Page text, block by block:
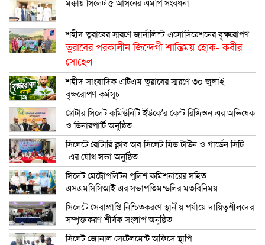
মক্কায় সিলেট ৫ আসনের এমপি সংবর্ধনা
শহীদ তুরাবের স্মরণে জার্নালিস্ট এসোসিয়েশনের বৃক্ষরোপণ
তুরাবের পরকালীন জিন্দেগী শান্তিময় হোক- কবীর
সোহেল
শহীদ সাংবাদিক এটিএম তুরাবের স্মরণে ৩০ জুলাই
বৃক্ষরোপণ কর্মসূচ
গ্রেটার সিলেট কমিউনিটি ইউকে’র কেন্ট রিজিওন এর অভিষেক
ও ডিনারপার্টি অনুষ্ঠিত
সিলেটে রোটারি ক্লাব অব সিলেট মিড টাউন ও গার্ডেন সিটি
-এর যৌথ সভা অনুষ্ঠিত
সিলেট মেট্রোপলিটন পুলিশ কমিশনারের সহিত
এসএমসিসিআই এর সভাপতিমন্ডলির মতবিনিময়
সিলেটে সেবাপ্রাপ্তি নিশ্চিতকরণে স্থানীয় পর্যায়ে দায়িত্বশীলদের
সম্পৃক্তকরণ শীর্ষক সংলাপ অনুষ্ঠিত
সিলেট জোনাল সেটেলমেন্ট অফিসে স্থাপি